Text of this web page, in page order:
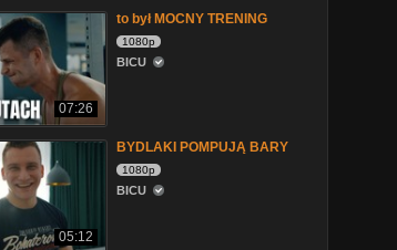
07:26
to był MOCNY TRENING
1080p
BICU
05:12
BYDLAKI POMPUJĄ BARY
1080p
BICU